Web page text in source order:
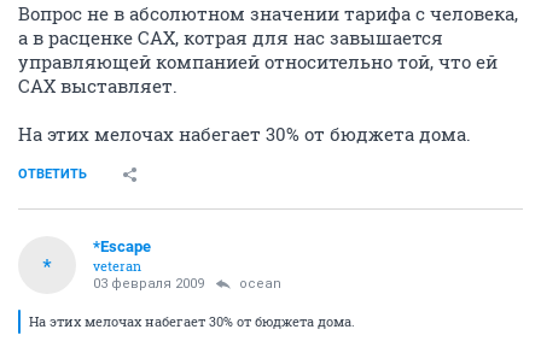
Вопрос не в абсолютном значении тарифа с человека,
а в расценке САХ, котрая для нас завышается
управляющей компанией относительно той, что ей
САХ выставляет.
На этих мелочах набегает 30% от бюджета дома.
ОТВЕТИТЬ
*
*Escape
veteran
03 февраля 2009 ocean
На этих мелочах набегает 30% от бюджета дома.